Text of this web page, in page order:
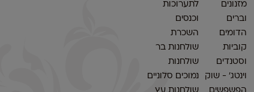
מזנונים
וברים
הדומים
קוביות
וסטנדים
וינטג׳ - שוק
לתערוכות
וכנסים
השכרת
שולחנות בר
שולחנות
נמוכים סלוניים